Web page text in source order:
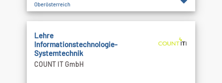
Oberösterreich
Lehre
Informationstechnologie-
Systemtechnik
COUNT IT GmbH